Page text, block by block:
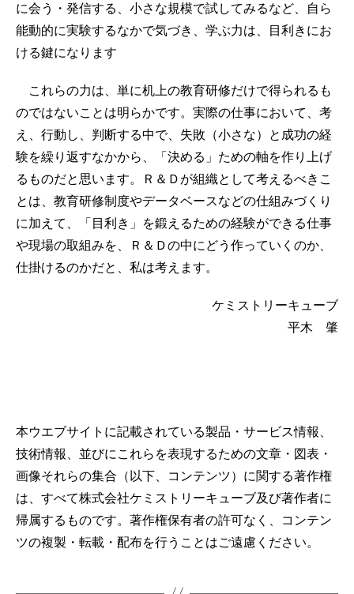
に会う・発信する、小さな規模で試してみるなど、自ら
能動的に実験するなかで気づき、学ぶ力は、目利きにお
ける鍵になります
これらの力は、単に机上の教育研修だけで得られるも
のではないことは明らかです。実際の仕事において、考
え、行動し、判断する中で、失敗（小さな）と成功の経
験を繰り返すなかから、「決める」ための軸を作り上げ
るものだと思います。Ｒ＆Ｄが組織として考えるべきこ
とは、教育研修制度やデータベースなどの仕組みづくり
に加えて、「目利き」を鍛えるための経験ができる仕事
や現場の取組みを、Ｒ＆Ｄの中にどう作っていくのか、
仕掛けるのかだと、私は考えます。
ケミストリーキューブ
平木 肇
本ウエブサイトに記載されている製品・サービス情報、
技術情報、並びにこれらを表現するための文章・図表・
画像それらの集合（以下、コンテンツ）に関する著作権
は、すべて株式会社ケミストリーキューブ及び著作者に
帰属するものです。著作権保有者の許可なく、コンテン
ツの複製・転載・配布を行うことはご遠慮ください。